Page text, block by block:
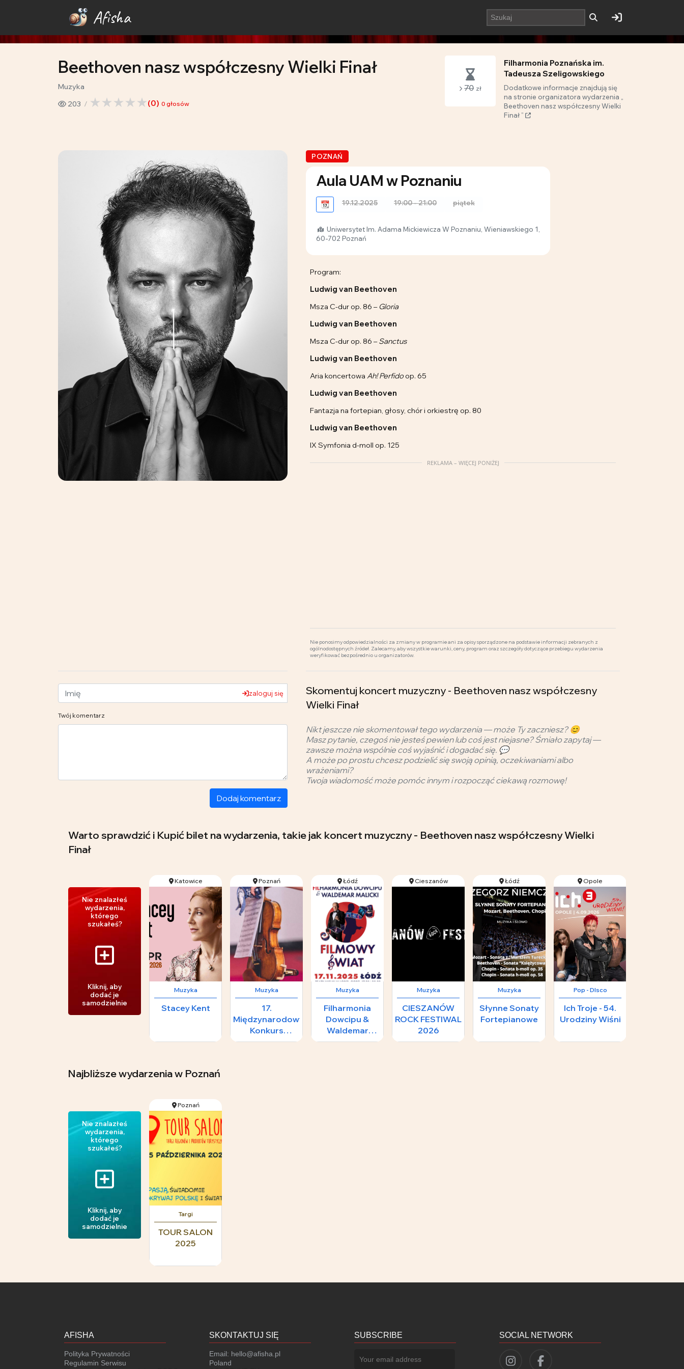
Afisha
Beethoven nasz współczesny Wielki Finał
Muzyka
203
(0) 0 głosów
70 zł
Filharmonia Poznańska im.
Tadeusza Szeligowskiego
Dodatkowe informacje znajdują się
na stronie organizatora wydarzenia „
Beethoven nasz współczesny Wielki
Finał ”
POZNAŃ
Aula UAM w Poznaniu
📆 19.12.2025 19:00 - 21:00 piątek
Uniwersytet Im. Adama Mickiewicza W Poznaniu, Wieniawskiego 1,
60-702 Poznań
Program:
Ludwig van Beethoven
Msza C-dur op. 86 – Gloria
Ludwig van Beethoven
Msza C-dur op. 86 –Sanctus
Ludwig van Beethoven
Aria koncertowa Ah! Perfidoop. 65
Ludwig van Beethoven
Fantazja na fortepian, głosy, chór i orkiestrę op. 80
Ludwig van Beethoven
IX Symfonia d-moll op. 125
REKLAMA – WIĘCEJ PONIŻEJ
Nie ponosimy odpowiedzialności za zmiany w programie ani za opisy sporządzone na podstawie informacji zebranych z
ogólnodostępnych źródeł. Zalecamy, aby wszystkie warunki, ceny, program oraz szczegóły dotyczące przebiegu wydarzenia
weryfikować bezpośrednio u organizatorów.
zaloguj się
Twój komentarz
Dodaj komentarz
Skomentuj koncert muzyczny - Beethoven nasz współczesny
Wielki Finał
Nikt jeszcze nie skomentował tego wydarzenia — może Ty zaczniesz? 😊
Masz pytanie, czegoś nie jesteś pewien lub coś jest niejasne? Śmiało zapytaj —
zawsze można wspólnie coś wyjaśnić i dogadać się. 💬
A może po prostu chcesz podzielić się swoją opinią, oczekiwaniami albo
wrażeniami?
Twoja wiadomość może pomóc innym i rozpocząć ciekawą rozmowę!
Warto sprawdzić i Kupić bilet na wydarzenia, takie jak koncert muzyczny - Beethoven nasz współczesny Wielki
Finał
Nie znalazłeś
wydarzenia,
którego
szukałeś?
Kliknij, aby
dodać je
samodzielnie
Katowice
Muzyka
Stacey Kent
Poznań
Muzyka
17.
Międzynarodowy
Konkurs
Skrzypcowy im.
Łódź
Muzyka
Filharmonia
Dowcipu &
Waldemar
Malicki -
Cieszanów
Muzyka
CIESZANÓW
ROCK FESTIWAL
2026
Łódź
Muzyka
Słynne Sonaty
Fortepianowe
Opole
Pop - DIsco
Ich Troje - 54.
Urodziny Wiśni
Najbliższe wydarzeniaw Poznań
Nie znalazłeś
wydarzenia,
którego
szukałeś?
Kliknij, aby
dodać je
samodzielnie
Poznań
Targi
TOUR SALON
2025
AFISHA
Polityka Prywatności
Regulamin Serwisu
SKONTAKTUJ SIĘ
Email: hello@afisha.pl
Poland
SUBSCRIBE SOCIAL NETWORK